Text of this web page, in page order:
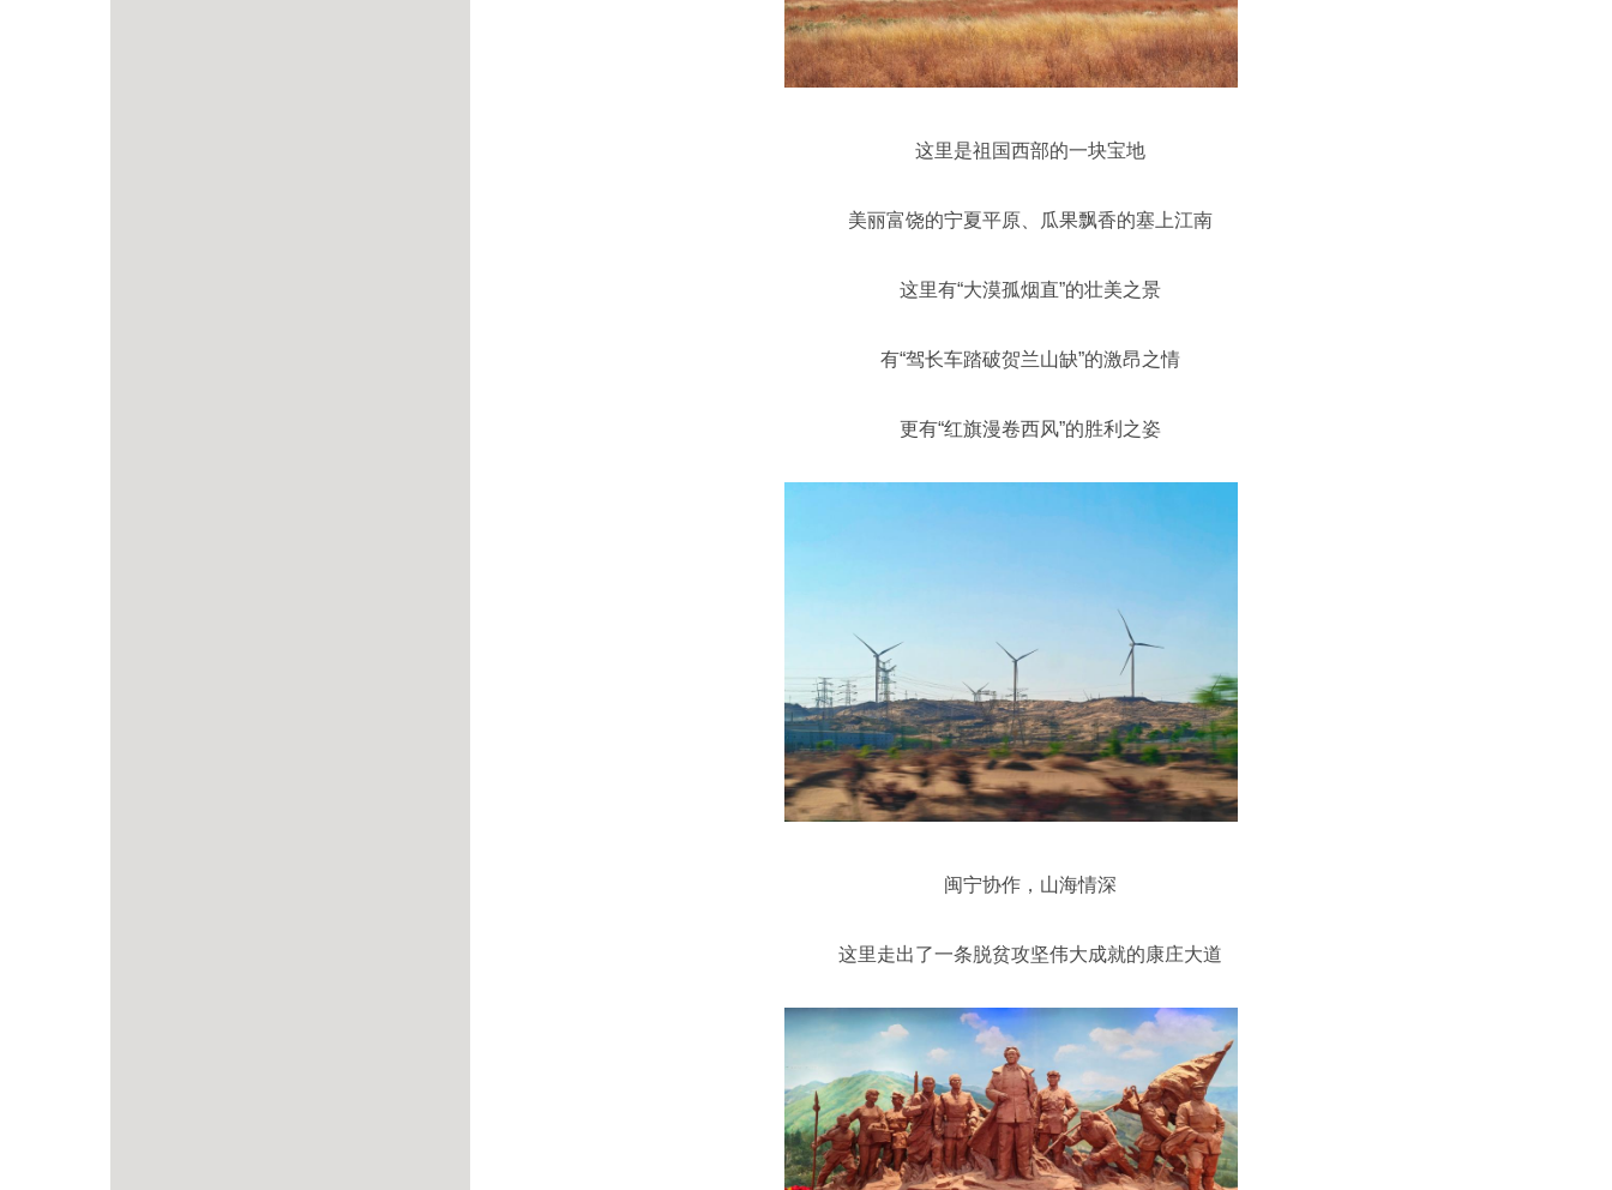
这里是祖国西部的一块宝地
美丽富饶的宁夏平原、瓜果飘香的塞上江南
这里有“大漠孤烟直”的壮美之景
有“驾长车踏破贺兰山缺”的激昂之情
更有“红旗漫卷西风”的胜利之姿
闽宁协作，山海情深
这里走出了一条脱贫攻坚伟大成就的康庄大道